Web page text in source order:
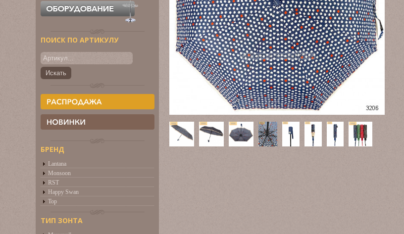
ПОИСК ПО АРТИКУЛУ
БРЕНД
Lantana
Monsoon
RST
Happy Swan
Top
ТИП ЗОНТА